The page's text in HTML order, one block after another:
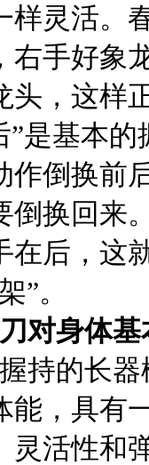
样灵活。
右手好象
头，这样
”是基本
作倒换前
倒换回来
在后，这
”。
对身体
持的长
能，具有
灵活性和